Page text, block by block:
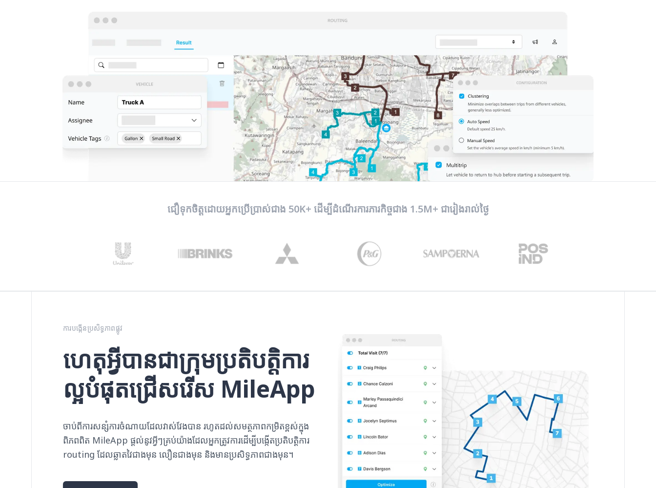
ជឿទុកចិត្តដោយអ្នកប្រើប្រាស់ជាង 50K+ ដើម្បីដំណើរការភារកិច្ចជាង 1.5M+ ជារៀងរាល់ថ្ងៃ
ការបង្កើនប្រសិទ្ធភាពផ្លូវ
ហេតុអ្វីបានជាក្រុមប្រតិបត្តិការ
ល្អបំផុតជ្រើសរើស MileApp
ចាប់ពីការសន្សំការចំណាយដែលវាស់វែងបាន រហូតដល់សមត្ថភាពកម្រិតខ្ពស់ក្នុង
ពិភពពិត MileApp ផ្តល់នូវអ្វីៗគ្រប់យ៉ាងដែលអ្នកត្រូវការដើម្បីបង្កើតប្រតិបត្តិការ
routing ដែលឆ្លាតវៃជាងមុន លឿនជាងមុន និងមានប្រសិទ្ធភាពជាងមុន។